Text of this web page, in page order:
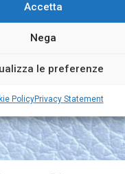
Accetta
Nega
le preferenze
PolicyPrivacy Statement